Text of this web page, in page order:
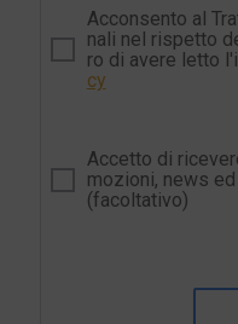
Acconsento al
nali nel rispetto
ro di avere letto
cy
Accetto di
mozioni, news
(facoltativo)